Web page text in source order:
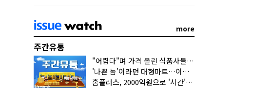
more
주간유통
"어렵다"며 가격 올린 식품사들…진짜 어려운 거 맞아?
'나쁜 놈'이라던 대형마트…이젠 '불쌍한 놈' 됐다
홈플러스, 2000억원으로 '시간'을 샀다